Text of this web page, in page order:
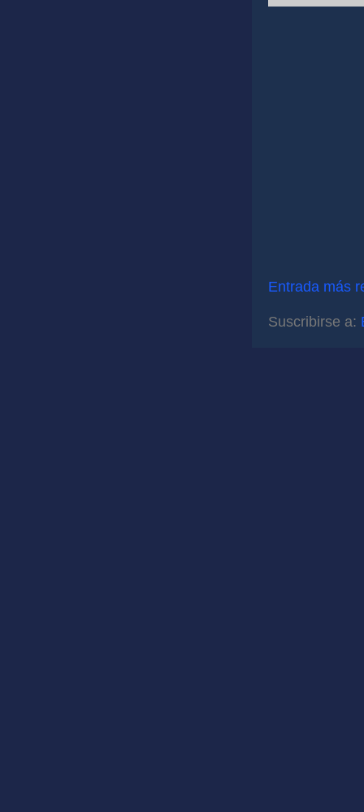
Entrada más
Suscribirse a: